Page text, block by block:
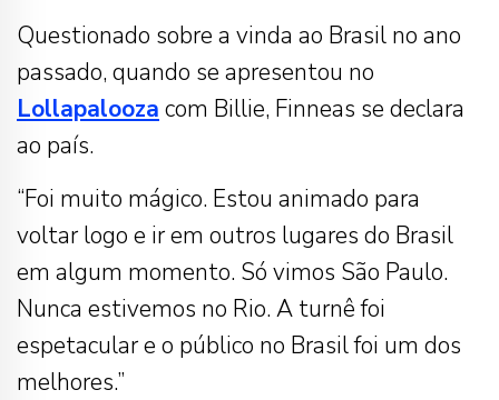
Questionado sobre a vinda ao Brasil no ano
passado, quando se apresentou no
Lollapalooza com Billie, Finneas se declara
ao país.
“Foi muito mágico. Estou animado para
voltar logo e ir em outros lugares do Brasil
em algum momento. Só vimos São Paulo.
Nunca estivemos no Rio. A turnê foi
espetacular e o público no Brasil foi um dos
melhores.”